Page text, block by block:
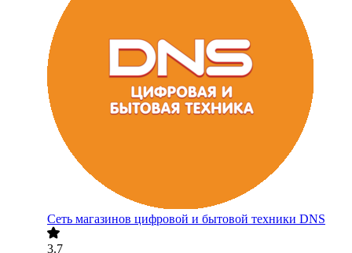
Сеть магазинов цифровой и бытовой техники DNS
3.7